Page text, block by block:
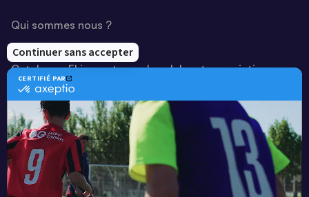
Qui sommes nous ?
Notre savoir-faire
Catalogue Ekinsport pour les clubs et associations
Catalogue running Ekinsport
Blog
Une société de :